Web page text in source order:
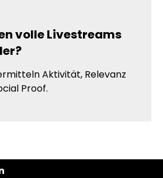
volle Livestreams
Aktivität, Relevanz
Proof.